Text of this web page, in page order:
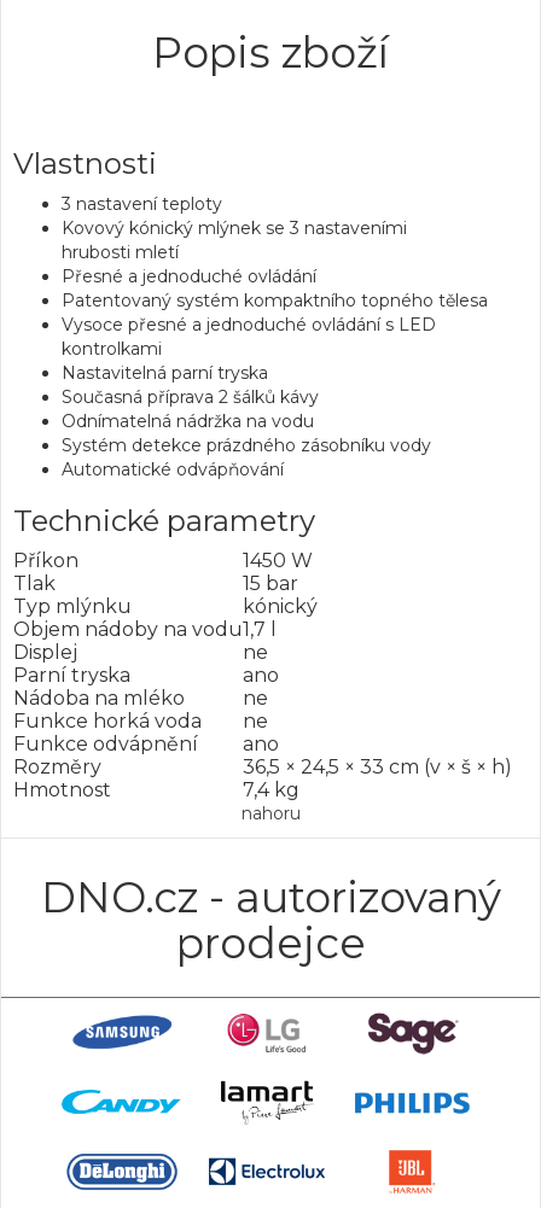
Popis zboží
Vlastnosti
3 nastavení teploty
Kovový kónický mlýnek se 3 nastaveními
hrubosti mletí
Přesné a jednoduché ovládání
Patentovaný systém kompaktního topného tělesa
Vysoce přesné a jednoduché ovládání s LED
kontrolkami
Nastavitelná parní tryska
Současná příprava 2 šálků kávy
Odnímatelná nádržka na vodu
Systém detekce prázdného zásobníku vody
Automatické odvápňování
Technické parametry
Příkon
1450 W
Tlak
15 bar
Typ mlýnku
kónický
Objem nádoby na vodu1,7 l
Displej
ne
Parní tryska
ano
Nádoba na mléko
ne
Funkce horká voda
ne
Funkce odvápnění
ano
Rozměry
36,5 × 24,5 × 33 cm (v × š × h)
Hmotnost
7,4 kg
nahoru
DNO.cz - autorizovaný
prodejce